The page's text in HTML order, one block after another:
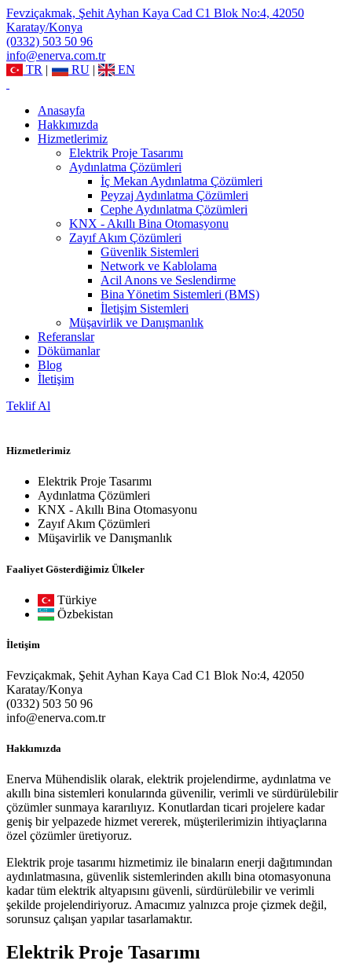
Fevziçakmak, Şehit Ayhan Kaya Cad C1 Blok No:4, 42050
Karatay/Konya
(0332) 503 50 96
info@enerva.com.tr
TR | RU | EN
Anasayfa
Hakkımızda
Hizmetlerimiz
Elektrik Proje Tasarımı
Aydınlatma Çözümleri
İç Mekan Aydınlatma Çözümleri
Peyzaj Aydınlatma Çözümleri
Cephe Aydınlatma Çözümleri
KNX - Akıllı Bina Otomasyonu
Zayıf Akım Çözümleri
Güvenlik Sistemleri
Network ve Kablolama
Acil Anons ve Seslendirme
Bina Yönetim Sistemleri (BMS)
İletişim Sistemleri
Müşavirlik ve Danışmanlık
Referanslar
Dökümanlar
Blog
İletişim
Teklif Al
Hizmetlerimiz
Elektrik Proje Tasarımı
Aydınlatma Çözümleri
KNX - Akıllı Bina Otomasyonu
Zayıf Akım Çözümleri
Müşavirlik ve Danışmanlık
Faaliyet Gösterdiğimiz Ülkeler
Türkiye
Özbekistan
İletişim
Fevziçakmak, Şehit Ayhan Kaya Cad C1 Blok No:4, 42050
Karatay/Konya
(0332) 503 50 96
info@enerva.com.tr
Hakkımızda
Enerva Mühendislik olarak, elektrik projelendirme, aydınlatma ve
akıllı bina sistemleri konularında güvenilir, verimli ve sürdürülebilir
çözümler sunmaya kararılıyız. Konutlardan ticari projelere kadar
geniş bir yelpazede hizmet vererek, müşterilerimizin ihtiyaçlarına
özel çözümler üretiyoruz.
Elektrik proje tasarımı hizmetimiz ile binaların enerji dağıtımından
aydınlatmasına, güvenlik sistemlerinden akıllı bina otomasyonuna
kadar tüm elektrik altyapısını güvenli, sürdürülebilir ve verimli
şekilde projelendiriyoruz. Amacımız yalnızca proje çizmek değil,
sorunsuz çalışan yapılar tasarlamaktır.
Elektrik Proje Tasarımı